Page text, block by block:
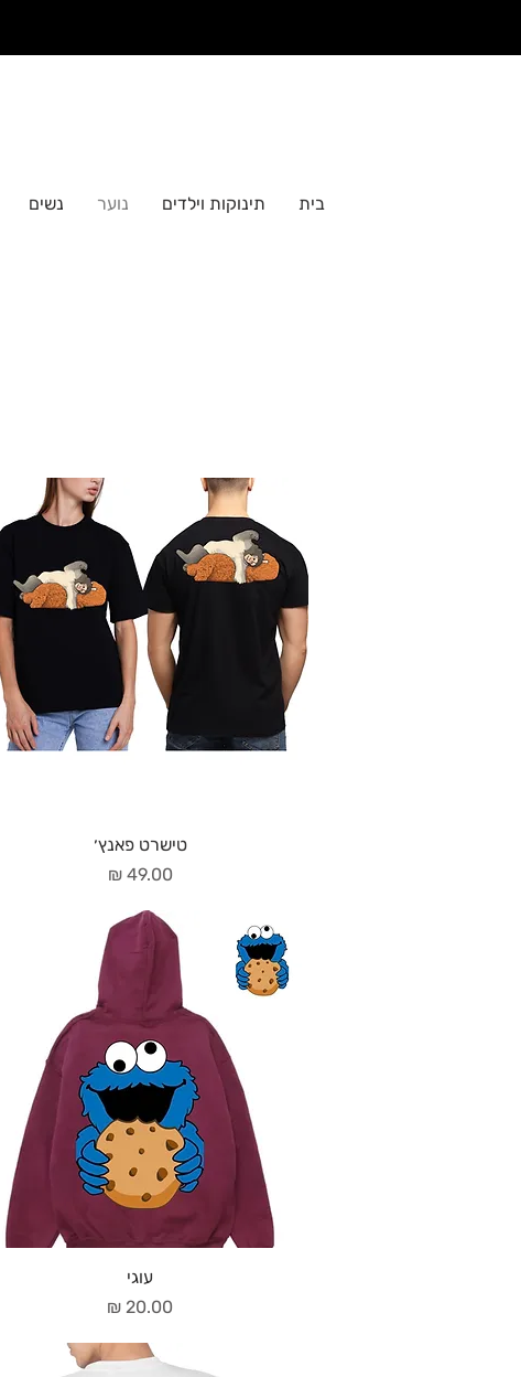
בית תינוקות וילדים נוער נשים
טישרט פאנץ׳
מחיר‏49.00 ‏₪
עוגי
מחיר